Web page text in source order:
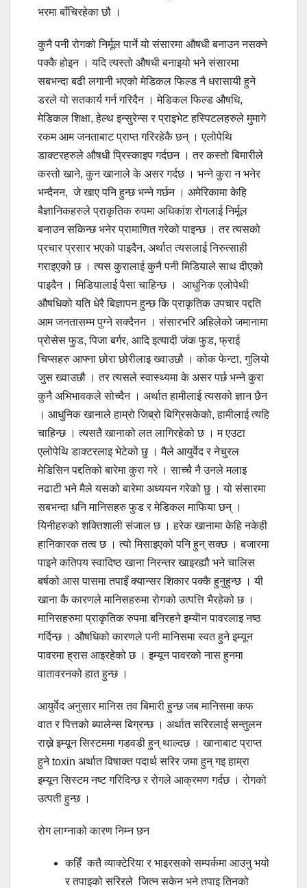
भरमा बाँचिरहेका छौ ।
कुनै पनी रोगको निर्मूल पार्ने यो संसारमा औषधी बनाउन नसक्ने
पक्कै होइन । यदि त्यस्तो औषधी बनाइयो भने संसारमा
सबभन्दा बढी लगानी भएको मेडिकल फिल्ड नै धरासायी हुने
डरले यो सतकार्य गर्न गरिदैन । मेडिकल फिल्ड औषधि,
मेडिकल शिक्षा, हेल्थ इन्सुरेन्स र प्राइभेट हस्पिटलहरुले मुमागे
रकम आम जनताबाट प्राप्त गरिरहेकै छन् । एलोपेथि
डाक्टरहरुले औषधी प्रिस्काइप गर्दछन । तर कस्तो बिमारीले
कस्तो खाने, कुन खानाले के असर गर्दछ । भन्ने कुरा न भनेर
भन्दैनन, जे खाए पनि हुन्छ भन्ने गर्छन । अमेरिकामा केहि
बैज्ञानिकहरुले प्राकृतिक रुपमा अधिकांश रोगलाई निर्मूल
बनाउन सकिन्छ भनेर प्रामाणित गरेको पाइन्छ । तर त्यसको
प्रचार प्रसार भएको पाइदैन, अर्थात त्यसलाई निरुत्साही
गराइएको छ । त्यस कुरालाई कुनै पनी मिडियाले साथ दीएको
पाइदैन । मिडियालाई पैसा चाहिन्छ । आधुनिक एलोपेथी
औषधिको यति धेरै बिज्ञापन हुन्छ कि प्राकृतिक उपचार पद्दति
आम जनतासम्म पुग्ने सक्दैनन । संसारभरि अहिलेको जमानामा
प्रोसेस फुड, पिजा बर्गर, आदि इत्यादी जंक फुड, फ्राई
चिप्सहरु आफ्ना छोरा छोरीलाइ ख्वाउछौ । कोक फेन्टा, गुलियो
जुस ख्वाउछौ । तर त्यसले स्वास्थ्यमा के असर पर्छ भन्ने कुरा
कुनै अभिभावकले सोच्दैन । अर्थात हामीलाई त्यसको ज्ञान छैन
। आधुनिक खानाले हाम्रो जिब्रो बिग्रिसकेको, हामीलाई त्यहि
चाहिन्छ । त्यसतै खानाको लत लागिरहेको छ । म एउटा
एलोपेथि डाक्टरलाइ भेटेको छु । मैले आयुर्वेद र नेचुरल
मेडिसिन पद्दतिको बारेमा कुरा गरे । साच्चै नै उनले मलाइ
नढाटी भने मैले यसको बारेमा अध्ययन गरेको छु । यो संसारमा
सबभन्दा धनि मानिसहरु फुड र मेडिकल माफिया छन् ।
यिनीहरुको शक्तिशाली संजाल छ । हरेक खानामा केहि नकेही
हानिकारक तत्व छ । त्यो मिसाइएको पनि हुन् सक्छ । बजारमा
पाइने कतिपय स्वादिष्ठ खाना निरन्तर खाइरह्यौ भने चालिस
बर्षको आस पासमा तपाइँ क्यान्सर शिकार पक्कै हुनुहुन्छ । यी
खाना कै कारणले मानिसहरुमा रोगको उत्पत्ति भैरहेको छ ।
मानिसहरुमा प्राकृतिक रुपमा बनिरहने इम्यॊन पावरलाइ नष्ठ
गर्दिन्छ । औषधिको कारणले पनी मानिसमा स्वत हुने इम्यून
पावरमा ह्रास आइरहेको छ । इम्यून पावरको नास हुनमा
वातावरनको हात हुन्छ ।
आयुर्वेद अनुसार मानिस तव बिमारी हुन्छ जब मानिसमा कफ
वात र पित्तको ब्यालेन्स बिग्रन्छ । अर्थात सरिरलाई सन्तुलन
राख्ने इम्यून सिस्टममा गडवडी हुन् थाल्दछ । खानाबाट प्राप्त
हुने toxin अर्थात विषाक्त पदार्थ सरिर जमा हुन् गइ हाम्रा
इम्यून सिस्टम नष्ट गरिदिन्छ र रोगले आक्रमण गर्दछ । रोगको
उत्पती हुन्छ ।
रोग लाग्नाको कारण निम्न छन
कहिँ कतै व्याक्टेरिया र भाइरसको सम्पर्कमा आउनु भयो
र तपाइको सरिरले जित्न सकेन भने तपाइ तिनको